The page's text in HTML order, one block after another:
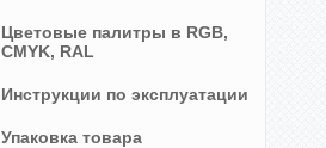
Цветовые палитры в RGB,
CMYK, RAL
Инструкции по эксплуатации
Упаковка товара